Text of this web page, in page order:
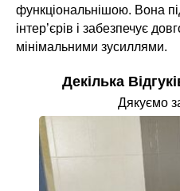
функціональнішою. Вона
інтер’єрів і забезпечує
мінімальними зусиллями.
Декілька
Дякуємо